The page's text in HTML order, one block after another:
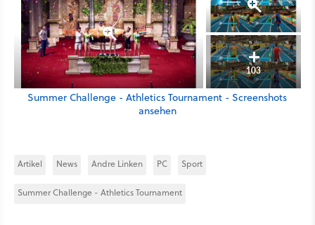
103
Summer Challenge - Athletics Tournament - Screenshots
ansehen
Artikel News Andre Linken PC Sport
Summer Challenge - Athletics Tournament